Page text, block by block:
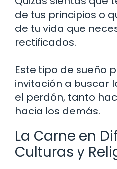
de tus principios o
de tu vida que
rectificados.
Este tipo de sueño
invitación a buscar
el perdón, tanto
hacia los demás.
La Carne en
Culturas y